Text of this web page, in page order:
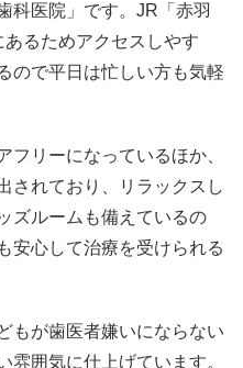
科医院」です。JR「赤羽
るためアクセスしやす
ので平日は忙しい方も気軽
フリーになっているほか、
されており、リラックスし
ズルームも備えているの
安心して治療を受けられる
もが歯医者嫌いにならない
雰囲気に仕上げています。